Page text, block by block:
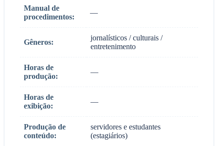
Manual de
procedimentos:
—
Gêneros:
jornalísticos / culturais /
entretenimento
Horas de
produção:
—
Horas de
exibição:
—
Produção de
conteúdo:
servidores e estudantes
(estagiários)